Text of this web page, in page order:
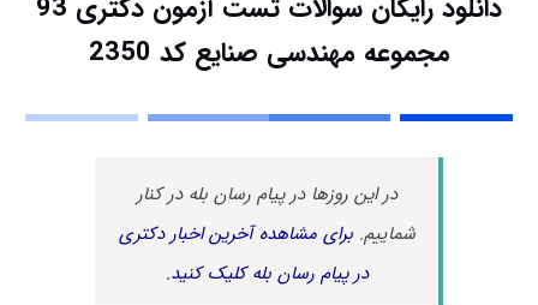
دانلود رایگان سوالات تست آزمون دکتری 93
مجموعه مهندسی صنایع کد 2350
در این روزها در پیام رسان بله در کنار
شماییم.برای مشاهده آخرین اخبار دکتری
در پیام رسان بله کلیک کنید.